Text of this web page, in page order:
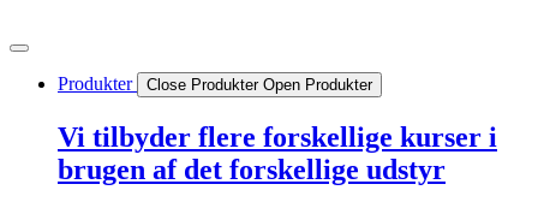
til
Produkter
Close Produkter Open Produkter
Vi tilbyder flere forskellige kurser i
brugen af det forskellige udstyr